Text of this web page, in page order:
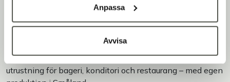
Anpassa
Avvisa
Bakers är en helhetsleverantör av professionell
utrustning för bageri, konditori och restaurang – med egen